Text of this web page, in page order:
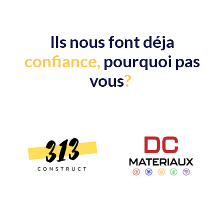
Ils nous font déja
confiance, pourquoi pas
vous?